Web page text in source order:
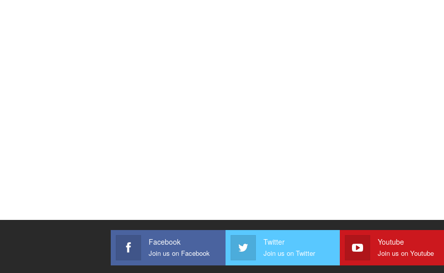
Facebook
Join us on Facebook
Twitter
Join us on Twitter
Youtube
Join us on Youtube